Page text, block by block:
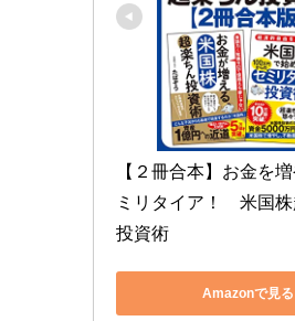
【２冊合本】お金を
ミリタイア！　米国
投資術
Amazonで見る